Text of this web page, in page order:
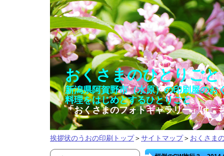
おくさまのひとりごと
新潟県阿賀野市（水原）の印刷屋のお
料理をはじめとするひとりごと
「おくさまのフォトギャラリー」はこ
挨拶状のうおの印刷トップ＞サイトマップ＞ おくさま